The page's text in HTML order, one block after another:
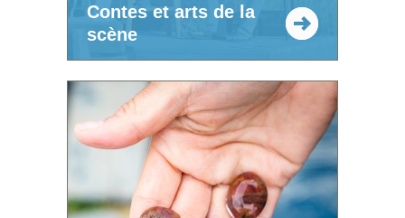
Contes et arts de la
scène